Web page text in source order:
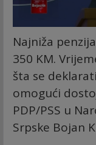
Najniža
350 KM.
šta se
omogući
PDP/PSS u
Srpske Bojan